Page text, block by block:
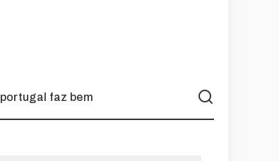
portugal faz bem